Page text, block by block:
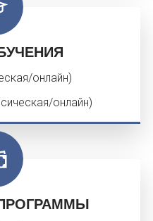
онлайн)
онлайн)